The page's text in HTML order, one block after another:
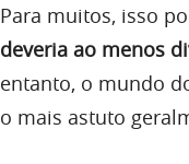
Para muitos, isso
deveria ao menos
entanto, o mundo
o mais astuto